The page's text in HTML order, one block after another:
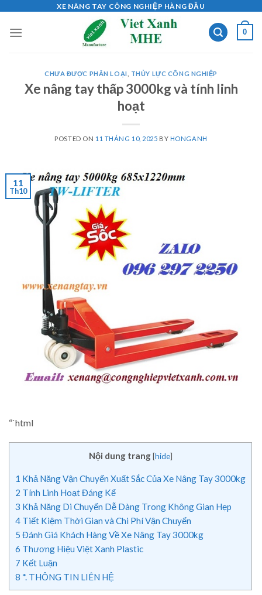
content
XE NÂNG TAY CÔNG NGHIỆP HÀNG ĐẦU
0
CHƯA ĐƯỢC PHÂN LOẠI THỦY LỰC CÔNG NGHIỆP
Xe nâng tay thấp 3000kg và tính linh
hoạt
POSTED ON 11 THÁNG 10, 2025 BY HONGANH
11
Th10
“`html
Nội dung trang [hide]
1 Khả Năng Vận Chuyển Xuất Sắc Của Xe Nâng Tay 3000kg
2 Tính Linh Hoạt Đáng Kể
3 Khả Năng Di Chuyển Dễ Dàng Trong Không Gian Hẹp
4 Tiết Kiệm Thời Gian và Chi Phí Vận Chuyển
5 Đánh Giá Khách Hàng Về Xe Nâng Tay 3000kg
6 Thương Hiệu Việt Xanh Plastic
7 Kết Luận
8 *. THÔNG TIN LIÊN HỆ